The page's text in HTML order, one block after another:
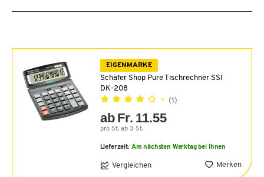
EIGENMARKE
Schäfer Shop Pure Tischrechner SSI
DK-208
(1)
ab Fr. 11.55
pro St. ab 3 St.
Lieferzeit: Am nächsten Werktag bei Ihnen
Vergleichen Merken